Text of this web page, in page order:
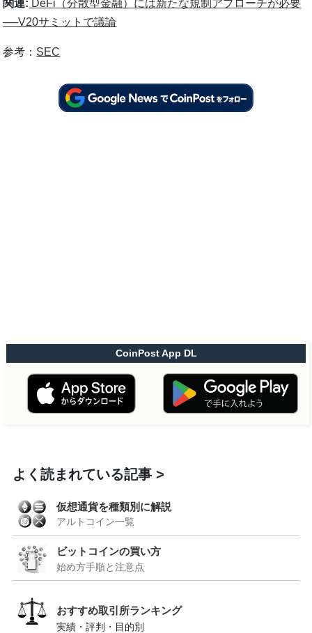
関連: DeFi（分散型金融）には新たな規制アプローチが必要
──V20サミットで議論
参考： SEC
CoinPost App DL
よく読まれている記事
仮想通貨を種類別に解説
アルトコイン一覧
ビットコインの買い方
始め方手順と注意点
おすすめ取引所ランキング
実績・評判・目的別